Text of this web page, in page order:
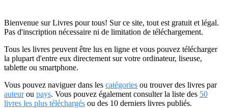
Bienvenue sur Livres pour tous! Sur ce site, tout est gratuit et légal.
Pas d'inscription nécessaire ni de limitation de téléchargement.
Tous les livres peuvent être lus en ligne et vous pouvez télécharger
la plupart d'entre eux directement sur votre ordinateur, liseuse,
tablette ou smartphone.
Vous pouvez naviguer dans les catégories ou trouver des livres par
auteurou pays. Vous pouvez également consulter la liste des 50
livres les plus téléchargés ou des 10 derniers livres publiés.